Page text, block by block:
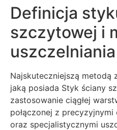
Definicja
szczytowej i
uszczelniania
Najskuteczniejszą metodą
jaką posiada Styk ściany
zastosowanie ciągłej
połączonej z
oraz specjalistycznymi